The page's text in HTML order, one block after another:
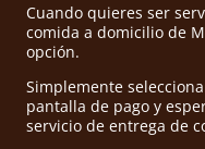
Cuando quieres ser
comida a domicilio de
opción.
Simplemente
pantalla de pago y
servicio de entrega de